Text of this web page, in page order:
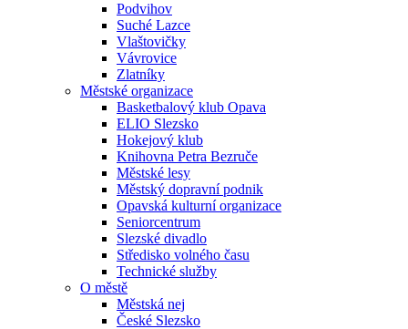
Podvihov
Suché Lazce
Vlaštovičky
Vávrovice
Zlatníky
Městské organizace
Basketbalový klub Opava
ELIO Slezsko
Hokejový klub
Knihovna Petra Bezruče
Městské lesy
Městský dopravní podnik
Opavská kulturní organizace
Seniorcentrum
Slezské divadlo
Středisko volného času
Technické služby
O městě
Městská nej
České Slezsko